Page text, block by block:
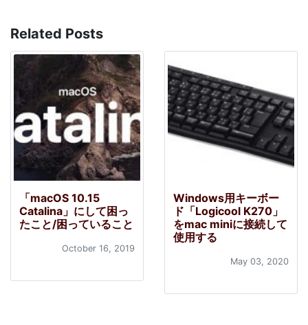
Related Posts
「macOS 10.15
Catalina」にして困っ
たこと/困っていること
October 16, 2019
Windows用キーボー
ド「Logicool K270」
をmac miniに接続して
使用する
May 03, 2020